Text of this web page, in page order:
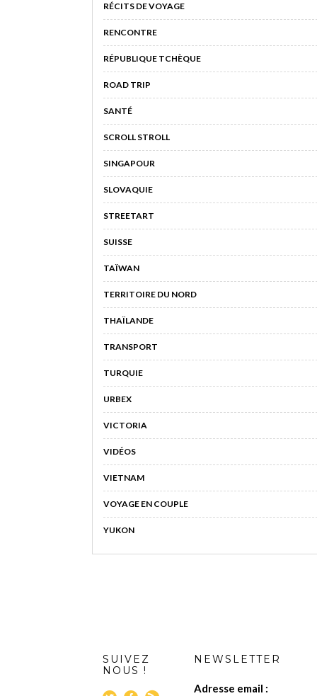
RÉCITS DE VOYAGE
RENCONTRE
RÉPUBLIQUE TCHÈQUE
ROAD TRIP
SANTÉ
SCROLL STROLL
SINGAPOUR
SLOVAQUIE
STREETART
SUISSE
TAÏWAN
TERRITOIRE DU NORD
THAÏLANDE
TRANSPORT
TURQUIE
URBEX
VICTORIA
VIDÉOS
VIETNAM
VOYAGE EN COUPLE
YUKON
SUIVEZ
NOUS !
NEWSLETTER
Adresse email :